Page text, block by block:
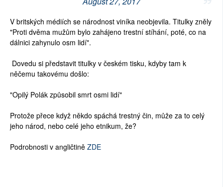
V britských médiích se národnost viníka neobjevila. Titulky zněly
"Proti dvěma mužům bylo zahájeno trestní stíhání, poté, co na
dálnici zahynulo osm lidí".
Dovedu si představit titulky v českém tisku, kdyby tam k
něčemu takovému došlo:
"Opilý Polák způsobil smrt osmi lidí"
Protože přece když někdo spáchá trestný čin, může za to celý
jeho národ, nebo celé jeho etnikum, že?
Podrobnosti v angličtině ZDE